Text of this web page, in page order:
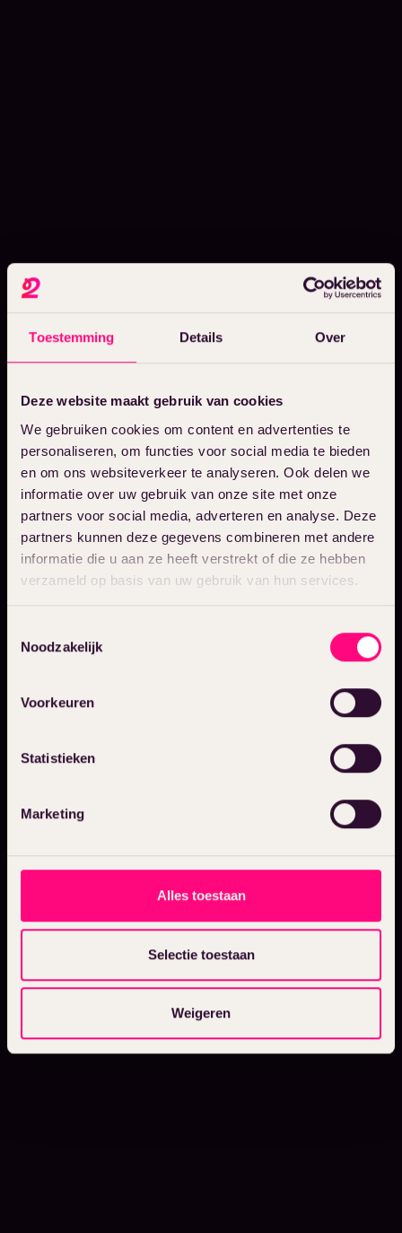
Toestemming Details Over
Deze website maakt gebruik van cookies
We gebruiken cookies om content en advertenties te
personaliseren, om functies voor social media te bieden
en om ons websiteverkeer te analyseren. Ook delen we
informatie over uw gebruik van onze site met onze
partners voor social media, adverteren en analyse. Deze
partners kunnen deze gegevens combineren met andere
informatie die u aan ze heeft verstrekt of die ze hebben
verzameld op basis van uw gebruik van hun services.
Noodzakelijk
Voorkeuren
Statistieken
Marketing
Alles toestaan
Selectie toestaan
Weigeren